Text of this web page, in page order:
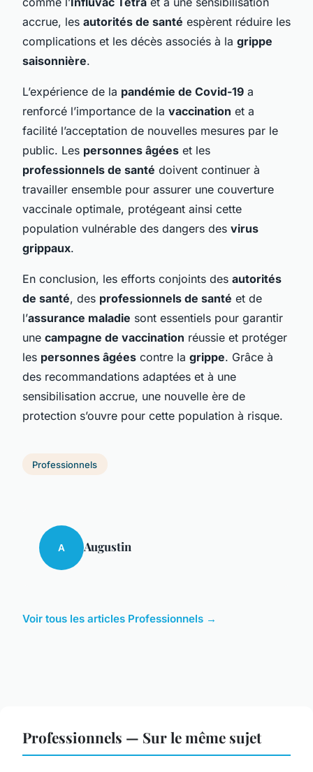
accrue, les autorités de santé espèrent réduire les
complications et les décès associés à la grippe
saisonnière.
L’expérience de la pandémie de Covid-19 a
renforcé l’importance de la vaccination et a
facilité l’acceptation de nouvelles mesures par le
public. Les personnes âgées et les
professionnels de santé doivent continuer à
travailler ensemble pour assurer une couverture
vaccinale optimale, protégeant ainsi cette
population vulnérable des dangers des virus
grippaux.
En conclusion, les efforts conjoints des autorités
de santé, des professionnels de santé et de
l’assurance maladie sont essentiels pour garantir
une campagne de vaccination réussie et protéger
les personnes âgées contre la grippe. Grâce à
des recommandations adaptées et à une
sensibilisation accrue, une nouvelle ère de
protection s’ouvre pour cette population à risque.
Professionnels
A Augustin
Voir tous les articles Professionnels →
Professionnels — Sur le même sujet